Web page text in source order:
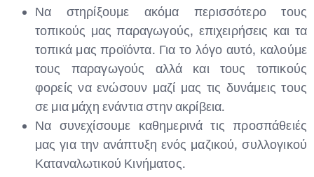
Να στηρίξουμε ακόμα περισσότερο τους
τοπικούς μας παραγωγούς, επιχειρήσεις και τα
τοπικά μας προϊόντα. Για το λόγο αυτό, καλούμε
τους παραγωγούς αλλά και τους τοπικούς
φορείς να ενώσουν μαζί μας τις δυνάμεις τους
σε μια μάχη ενάντια στην ακρίβεια.
Να συνεχίσουμε καθημερινά τις προσπάθειές
μας για την ανάπτυξη ενός μαζικού, συλλογικού
Καταναλωτικού Κινήματος.